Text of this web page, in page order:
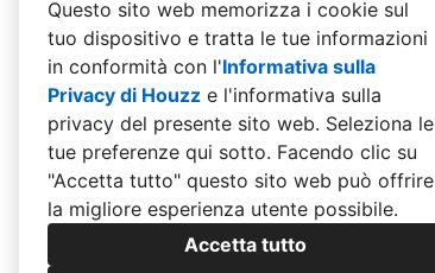
Questo sito web memorizza i cookie sul
tuo dispositivo e tratta le tue informazioni
in conformità con l'Informativa sulla
Privacy di Houzz e l'informativa sulla
privacy del presente sito web. Seleziona le
tue preferenze qui sotto. Facendo clic su
"Accetta tutto" questo sito web può offrire
la migliore esperienza utente possibile.
Accetta tutto